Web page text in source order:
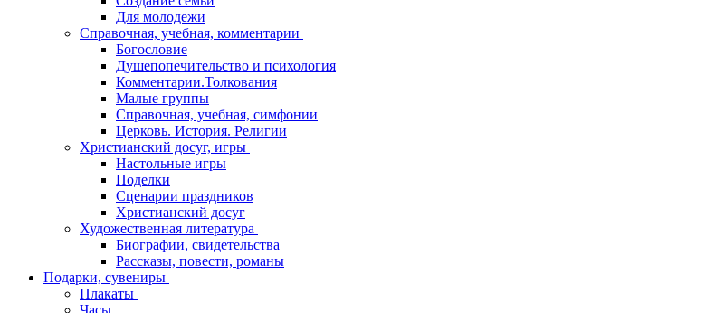
Для молодежи
Справочная, учебная, комментарии
Богословие
Душепопечительство и психология
Комментарии.Толкования
Малые группы
Справочная, учебная, симфонии
Церковь. История. Религии
Христианский досуг, игры
Настольные игры
Поделки
Сценарии праздников
Христианский досуг
Художественная литература
Биографии, свидетельства
Рассказы, повести, романы
Подарки, сувениры
Плакаты